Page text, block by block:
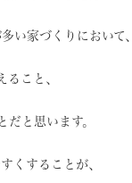
多い家づくりにおいて、
ること、
だと思います。
くすることが、